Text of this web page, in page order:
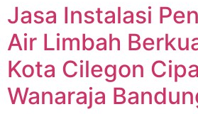
Jasa Instalasi
Air Limbah
Kota Cilegon
Wanaraja